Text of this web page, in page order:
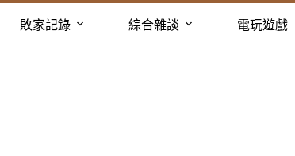
敗家記錄 綜合雜談 電玩遊戲